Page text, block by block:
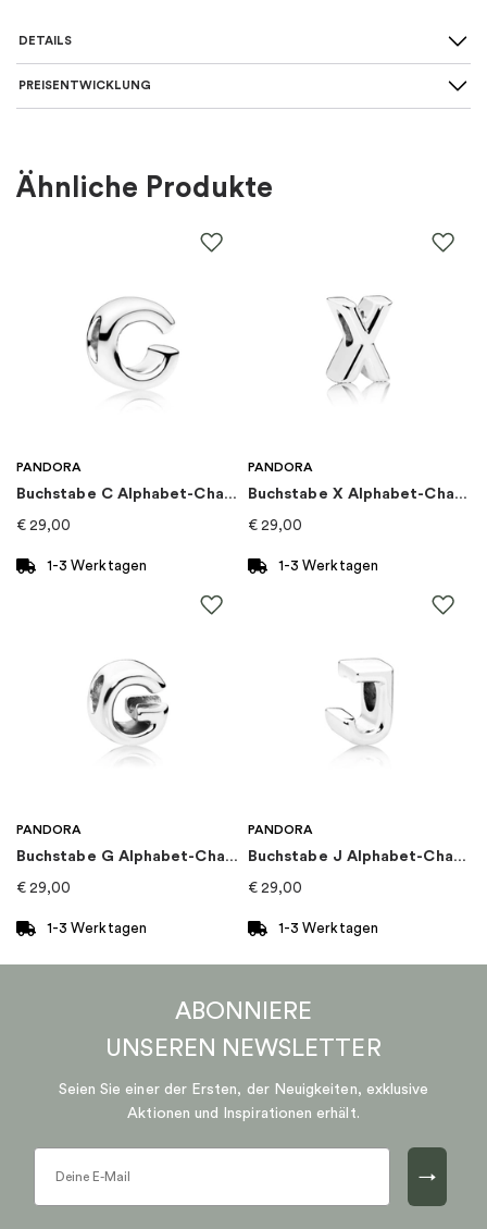
DETAILS
Für wen:
Marke:
Kategorie
PREISENTWICKLUNG
Ähnliche Produkte
PANDORA
Buchstabe C Alphabet-Charm
€ 29,00
1-3 Werktagen
PANDORA
Buchstabe X Alphabet-Charm
€ 29,00
1-3 Werktagen
PANDORA
Buchstabe G Alphabet-Charm
€ 29,00
1-3 Werktagen
PANDORA
Buchstabe J Alphabet-Charm
€ 29,00
1-3 Werktagen
ABONNIERE
UNSEREN NEWSLETTER
Seien Sie einer der Ersten, der Neuigkeiten, exklusive
Aktionen und Inspirationen erhält.
→